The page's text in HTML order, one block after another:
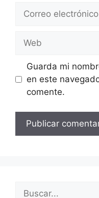
Guarda mi
en este
comente.